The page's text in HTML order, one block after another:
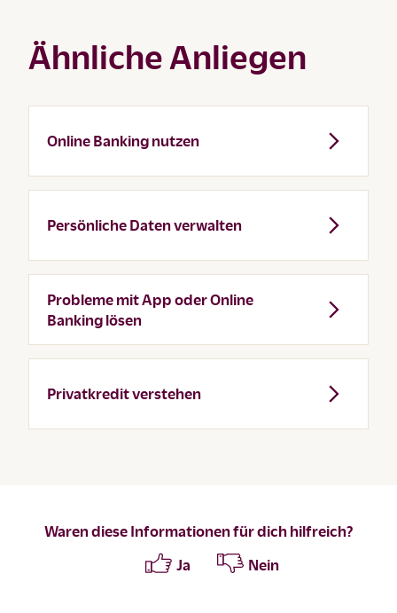
Ähnliche Anliegen
Online Banking nutzen
Persönliche Daten verwalten
Probleme mit App oder Online
Banking lösen
Privatkredit verstehen
Waren diese Informationen für dich hilfreich?
Ja
Nein